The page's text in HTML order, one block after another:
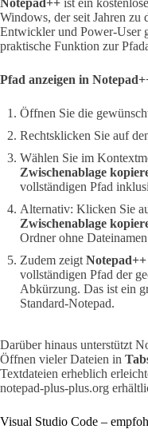
Windows, der seit Jahren zu
Entwickler und Power-User
praktische Funktion zur
Pfad anzeigen in
Öffnen Sie die
Rechtsklicken Sie auf
Wählen Sie im
Zwischenablage
vollständigen Pfad
Alternativ: Klicken Sie
Zwischenablage
Ordner ohne
Zudem zeigt Notepad++
vollständigen Pfad der
Abkürzung. Das ist ein
Standard-Notepad.
Darüber hinaus unterstützt
Öffnen vieler Dateien in
Textdateien erheblich
notepad-plus-plus.org
Visual Studio Code –